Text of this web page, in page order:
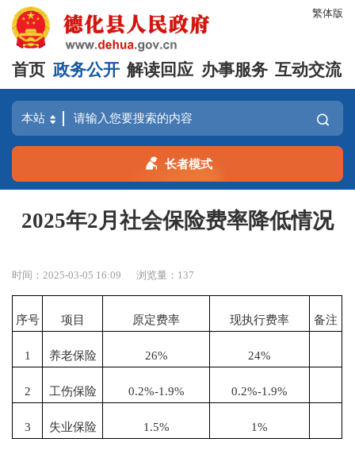
繁体版
首页 政务公开 解读回应 办事服务 互动交流
长者模式
2025年2月社会保险费率降低情况
时间：2025-03-05 16:09 浏览量： 137
序号 项目 原定费率 现执行费率 备注
1 养老保险 26% 24%
2 工伤保险 0.2%-1.9% 0.2%-1.9%
3 失业保险 1.5% 1%